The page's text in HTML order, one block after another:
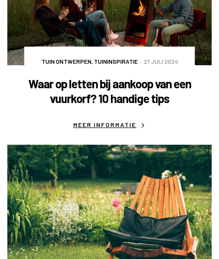
TUIN ONTWERPEN, TUININSPIRATIE 27 JULI 2024
Waar op letten bij aankoop van een
vuurkorf? 10 handige tips
MEER INFORMATIE